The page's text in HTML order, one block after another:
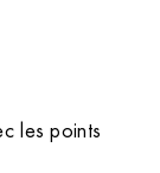
les points